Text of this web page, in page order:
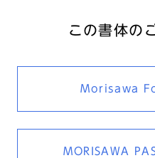
この書体の
Morisawa
MORISAWA